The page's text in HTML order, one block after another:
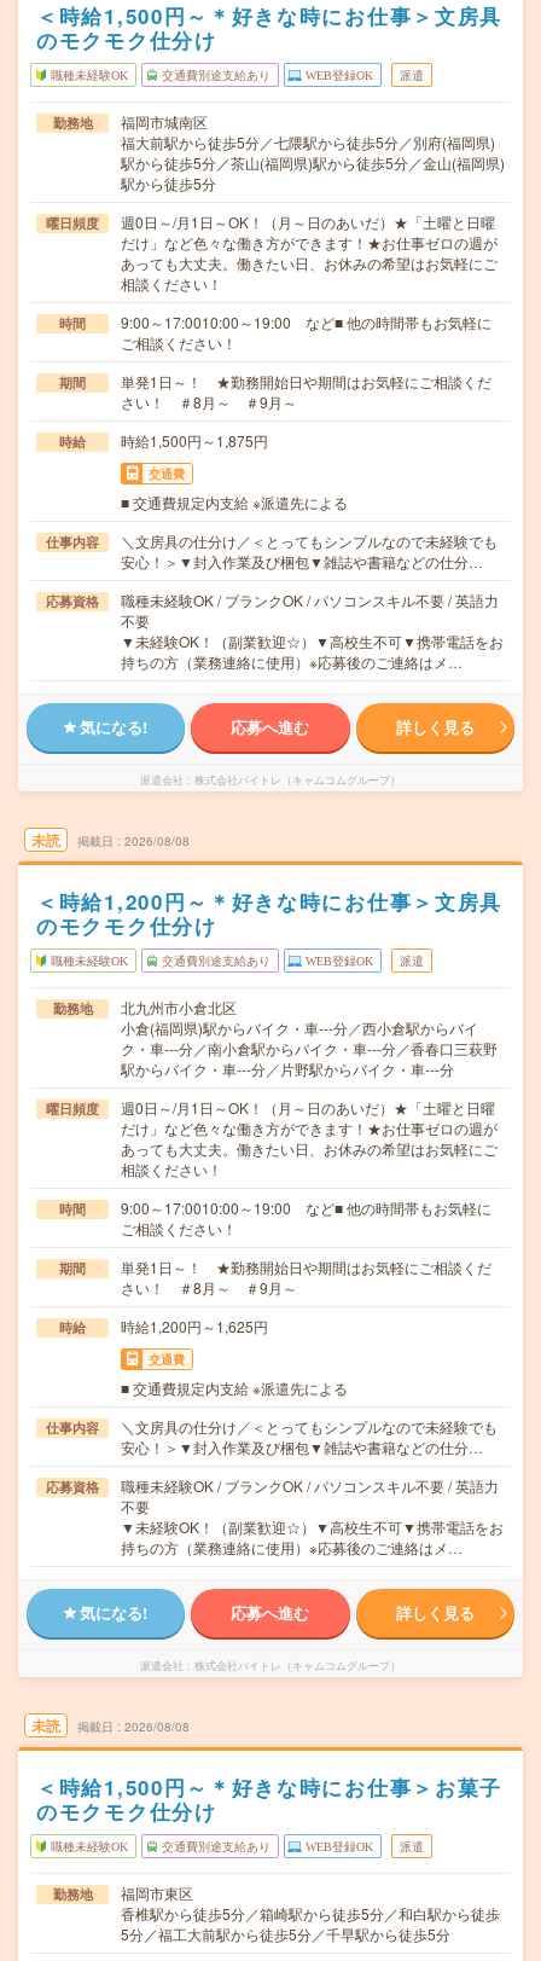
＜時給1,500円～＊好きな時にお仕事＞文房具
のモクモク仕分け
職種未経験OK 交通費別途支給あり WEB登録OK 派遣
勤務地
福岡市城南区
福大前駅から徒歩5分／七隈駅から徒歩5分／別府(福岡県)
駅から徒歩5分／茶山(福岡県)駅から徒歩5分／金山(福岡県)
駅から徒歩5分
曜日頻度
週0日～/月1日～OK！（月～日のあいだ）★「土曜と日曜
だけ」など色々な働き方ができます！★お仕事ゼロの週が
あっても大丈夫。働きたい日、お休みの希望はお気軽にご
相談ください！
時間
9:00～17:0010:00～19:00 など■ 他の時間帯もお気軽に
ご相談ください！
期間
単発1日～！ ★勤務開始日や期間はお気軽にご相談くだ
さい！ ＃8月～ ＃9月～
時給 時給1,500円～1,875円
交通費
■ 交通費規定内支給 ※派遣先による
仕事内容
＼文房具の仕分け／＜とってもシンプルなので未経験でも
安心！＞▼封入作業及び梱包▼雑誌や書籍などの仕分…
応募資格
職種未経験OK / ブランクOK / パソコンスキル不要 / 英語力
不要
▼未経験OK！（副業歓迎☆）▼高校生不可▼携帯電話をお
持ちの方（業務連絡に使用）※応募後のご連絡はメ…
気になる! 応募へ進む 詳しく見る
派遣会社 株式会社バイトレ（キャムコムグループ）
未読 掲載日 2026/08/08
＜時給1,200円～＊好きな時にお仕事＞文房具
のモクモク仕分け
職種未経験OK 交通費別途支給あり WEB登録OK 派遣
勤務地
北九州市小倉北区
小倉(福岡県)駅からバイク・車---分／西小倉駅からバイ
ク・車---分／南小倉駅からバイク・車---分／香春口三萩野
駅からバイク・車---分／片野駅からバイク・車---分
曜日頻度
週0日～/月1日～OK！（月～日のあいだ）★「土曜と日曜
だけ」など色々な働き方ができます！★お仕事ゼロの週が
あっても大丈夫。働きたい日、お休みの希望はお気軽にご
相談ください！
時間
9:00～17:0010:00～19:00 など■ 他の時間帯もお気軽に
ご相談ください！
期間
単発1日～！ ★勤務開始日や期間はお気軽にご相談くだ
さい！ ＃8月～ ＃9月～
時給 時給1,200円～1,625円
交通費
■ 交通費規定内支給 ※派遣先による
仕事内容
＼文房具の仕分け／＜とってもシンプルなので未経験でも
安心！＞▼封入作業及び梱包▼雑誌や書籍などの仕分…
応募資格
職種未経験OK / ブランクOK / パソコンスキル不要 / 英語力
不要
▼未経験OK！（副業歓迎☆）▼高校生不可▼携帯電話をお
持ちの方（業務連絡に使用）※応募後のご連絡はメ…
気になる! 応募へ進む 詳しく見る
派遣会社 株式会社バイトレ（キャムコムグループ）
未読 掲載日 2026/08/08
＜時給1,500円～＊好きな時にお仕事＞お菓子
のモクモク仕分け
職種未経験OK 交通費別途支給あり WEB登録OK 派遣
勤務地
福岡市東区
香椎駅から徒歩5分／箱崎駅から徒歩5分／和白駅から徒歩
5分／福工大前駅から徒歩5分／千早駅から徒歩5分